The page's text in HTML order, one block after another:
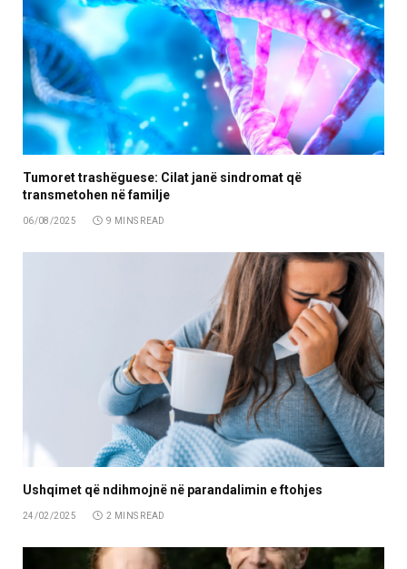
Tumoret trashëguese: Cilat janë sindromat që
transmetohen në familje
06/08/2025 9 MINS READ
Ushqimet që ndihmojnë në parandalimin e ftohjes
24/02/2025 2 MINS READ